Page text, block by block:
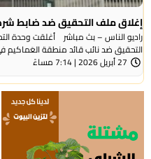
إغلاق ملف التحقيق ضد ضابط
راديو الناس – بث مباشر أغلقت وحدة
التحقيق ضد نائب قائد منطقة العَماكيم
27 أبريل 2026 | 7:14 مساءً